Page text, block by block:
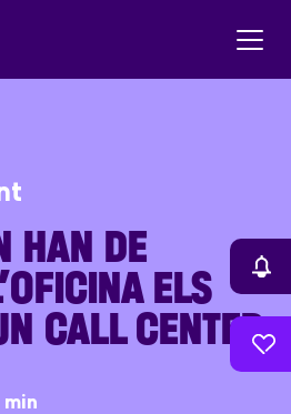
HAN DE
ELS
CALL CENTER
min